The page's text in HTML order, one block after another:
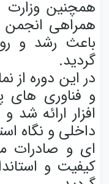
همچنین وزارت
همراهی انجمن
باعث رشد و
گردید.
در این دوره از
و فناوری
افزار ارائه شد
داخلی و نگاه
ای و صادرات
کیفیت و